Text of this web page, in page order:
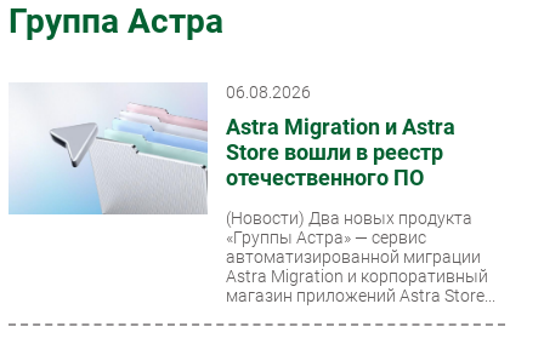
Импорто­замещение
Автоматизация Промышленности
Интернет
Мобильная связь
Фиксированная связь
Интеграция
Рынок ПК
Группа Астра
06.08.2026
Astra Migration и Astra
Store вошли в реестр
отечественного ПО
(Новости) Два новых продукта
«Группы Астра» — сервис
автоматизированной миграции
Astra Migration и корпоративный
магазин приложений Astra Store...